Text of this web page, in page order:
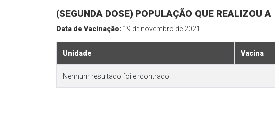
(SEGUNDA DOSE) POPULAÇÃO QUE REALIZOU
Data de Vacinação: 19 de novembro de 2021
Unidade Vacina
Nenhum resultado foi encontrado.